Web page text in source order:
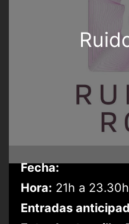
Fecha:
Hora: 21h a 23.30h
Entradas